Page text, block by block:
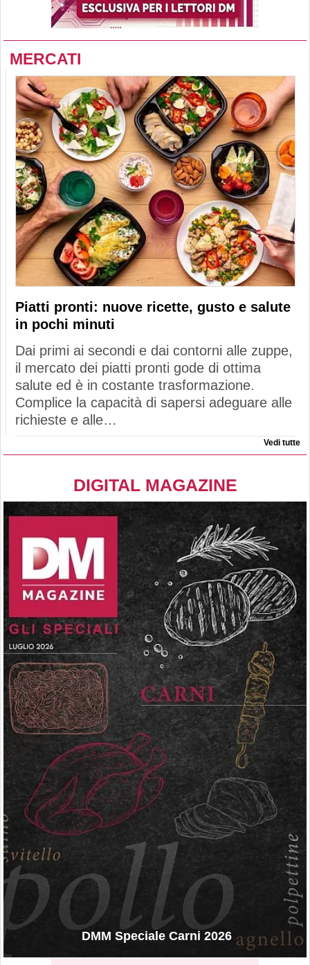
MERCATI
Piatti pronti: nuove ricette, gusto e salute
in pochi minuti
Dai primi ai secondi e dai contorni alle zuppe,
il mercato dei piatti pronti gode di ottima
salute ed è in costante trasformazione.
Complice la capacità di sapersi adeguare alle
richieste e alle…
Vedi tutte
DIGITAL MAGAZINE
DMM Speciale Carni 2026